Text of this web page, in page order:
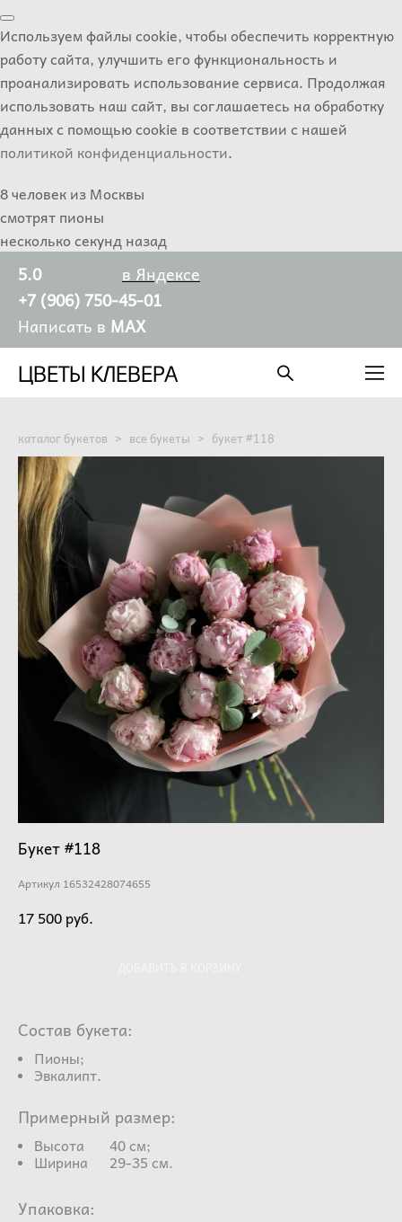
Используем файлы cookie, чтобы обеспечить корректную
работу сайта, улучшить его функциональность и
проанализировать использование сервиса. Продолжая
использовать наш сайт, вы соглашаетесь на обработку
данных с помощью cookie в соответствии с нашей
политикой конфиденциальности.
8 человек из Москвы
смотрят пионы
несколько секунд назад
5.0
в Яндексе
+7 (906) 750-45-01
Написать в MAX
ЦВЕТЫ КЛЕВЕРА
каталог букетов > все букеты > букет #118
Букет #118
Артикул 16532428074655
17 500 pуб.
Состав букета:
Пионы;
Эвкалипт.
Примерный размер:
Высота 40 см;
Ширина 29-35 см.
Упаковка: